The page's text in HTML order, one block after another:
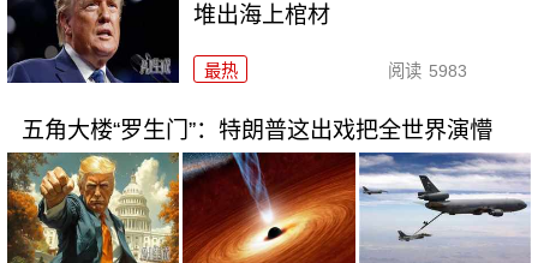
堆出海上棺材
最热 阅读 5983
五角大楼“罗生门”：特朗普这出戏把全世界演懵